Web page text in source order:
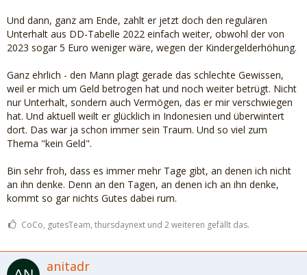
Und dann, ganz am Ende, zahlt er jetzt doch den regulären
Unterhalt aus DD-Tabelle 2022 einfach weiter, obwohl der von
2023 sogar 5 Euro weniger wäre, wegen der Kindergelderhöhung.
Ganz ehrlich - den Mann plagt gerade das schlechte Gewissen,
weil er mich um Geld betrogen hat und noch weiter betrügt. Nicht
nur Unterhalt, sondern auch Vermögen, das er mir verschwiegen
hat. Und aktuell weilt er glücklich in Indonesien und überwintert
dort. Das war ja schon immer sein Traum. Und so viel zum
Thema "kein Geld".
Bin sehr froh, dass es immer mehr Tage gibt, an denen ich nicht
an ihn denke. Denn an den Tagen, an denen ich an ihn denke,
kommt so gar nichts Gutes dabei rum.
CoCo, gutesTeam, thursdaynext und 2 weiteren gefällt das.
anitadr